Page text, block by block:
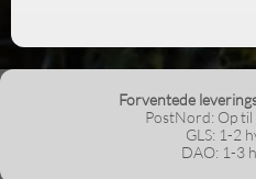
Forventede
PostNord: Op
GLS: 1-2
DAO: 1-3